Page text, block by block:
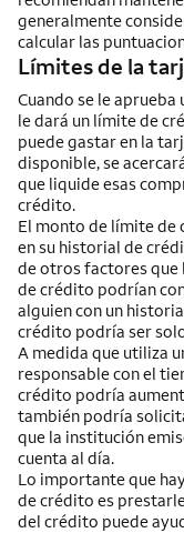
generalmente
calcular las
Límites de la
Cuando se le
le dará un límite de
puede gastar en la
disponible, se
que liquide esas
crédito.
El monto de límite de
en su historial de
de otros factores que
de crédito podrían
alguien con un
crédito podría ser
A medida que utiliza
responsable con el
crédito podría
también podría
que la institución
cuenta al día.
Lo importante que
de crédito es
del crédito puede